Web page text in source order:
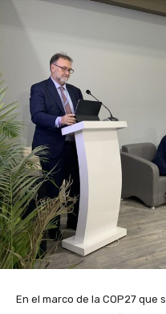
En el marco de la COP27 que